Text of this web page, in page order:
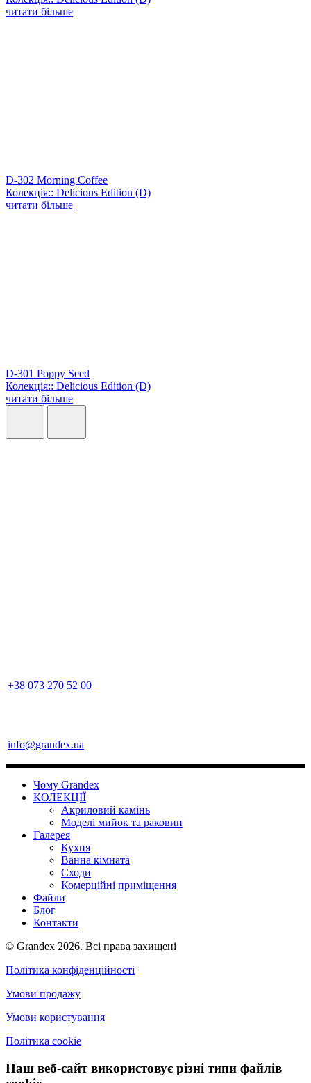
читати більше
D-302 Morning Coffee
Колекція:: Delicious Edition (D)
читати більше
D-301 Poppy Seed
Колекція:: Delicious Edition (D)
читати більше
+38 073 270 52 00
info@grandex.ua
Чому Grandex
КОЛЕКЦІЇ
Акриловий камінь
Моделі мийок та раковин
Галерея
Кухня
Ванна кімната
Сходи
Комерційні приміщення
Файли
Блог
Контакти
© Grandex 2026. Всі права захищені
Політика конфіденційності
Умови продажу
Умови користування
Політика cookie
Наш веб-сайт використовує різні типи файлів